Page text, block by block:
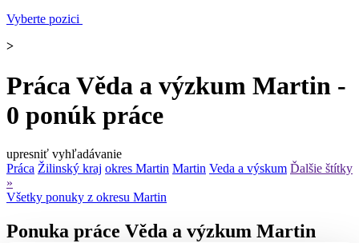
Vyberte pozici
>
Práca Věda a výzkum Martin -
0 ponúk práce
upresniť vyhľadávanie
Práca Žilinský kraj okres Martin Martin Veda a výskum Ďalšie štítky
»
Všetky ponuky z okresu Martin
Ponuka práce Věda a výzkum Martin